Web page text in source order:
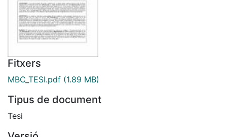
Fitxers
MBC_TESI.pdf (1.89 MB)
Tipus de document
Tesi